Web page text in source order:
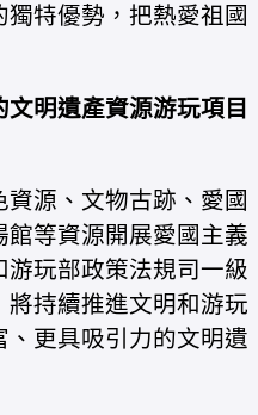
特優勢，把熱愛祖國
明遺產資源游玩項目
源、文物古跡、愛國
等資源開展愛國主義
玩部政策法規司一級
持續推進文明和游玩
更具吸引力的文明遺